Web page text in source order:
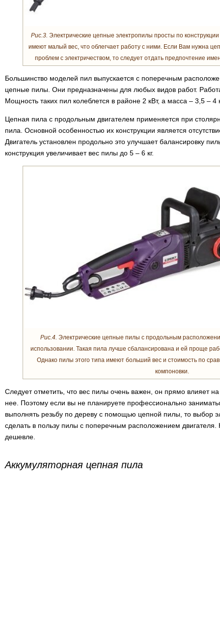
Рис.3. Электрические цепные электропилы просты по
имеют малый вес, что облегчает работу с ними. Если Вам нужна
проблем с электричеством, то следует отдать предпочтение
Большинство моделей пил выпускается с поперечным
цепные пилы. Они предназначены для любых видов работ.
Мощность таких пил колеблется в районе 2 кВт, а масса – 3,5 – 4
Цепная пила с продольным двигателем применяется при
пила. Основной особенностью их конструкции является
Двигатель установлен продольно это улучшает балансировку
конструкция увеличивает вес пилы до 5 – 6 кг.
Рис.4. Электрические цепные пилы с продольным
использовании. Такая пила лучше сбалансирована и ей проще
Однако пилы этого типа имеют больший вес и стоимость по
компоновки.
Следует отметить, что вес пилы очень важен, он прямо влияет
нее. Поэтому если вы не планируете профессионально
выполнять резьбу по дереву с помощью цепной пилы, то выбор
сделать в пользу пилы с поперечным расположением
дешевле.
Аккумуляторная цепная пила